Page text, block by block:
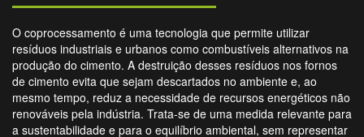
O coprocessamento é uma tecnologia que permite utilizar
resíduos industriais e urbanos como combustíveis alternativos na
produção do cimento. A destruição desses resíduos nos fornos
de cimento evita que sejam descartados no ambiente e, ao
mesmo tempo, reduz a necessidade de recursos energéticos não
renováveis pela indústria. Trata-se de uma medida relevante para
a sustentabilidade e para o equilíbrio ambiental, sem representar